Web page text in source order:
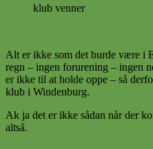
klub venner
Alt er ikke som det burde være i
regn – ingen forurening – ingen
er ikke til at holde oppe – så
klub i Windenburg.
Ak ja det er ikke sådan når der
altså.